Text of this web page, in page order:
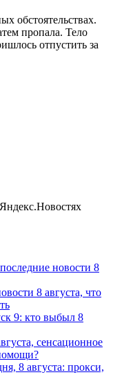
обстоятельствах.
пропала. Тело
отпустить за
новости 8
8 августа, что
9: кто выбыл 8
сенсационное
8 августа: прокси,